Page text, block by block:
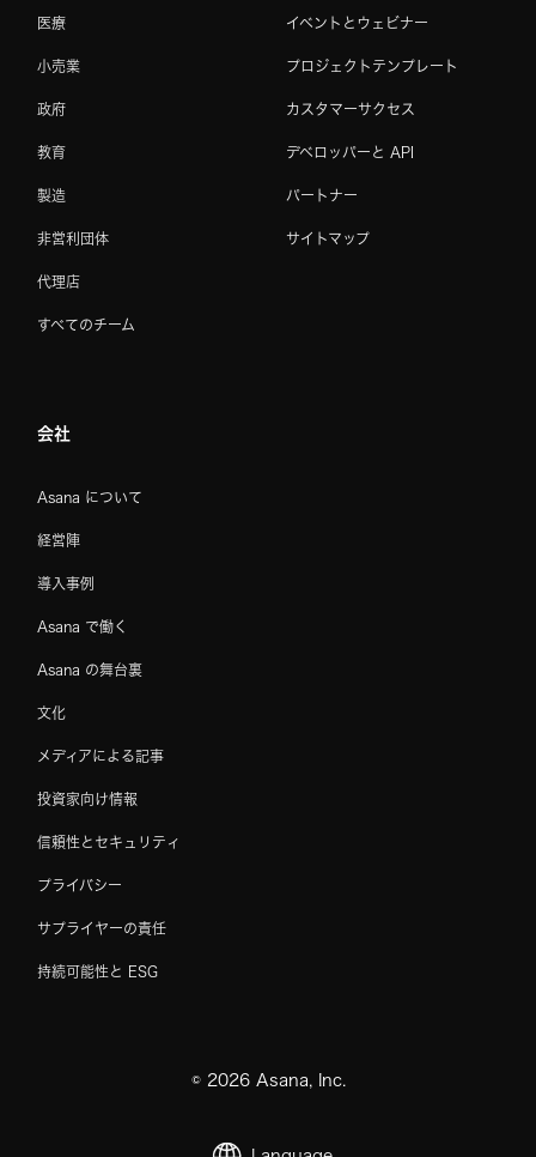
医療
小売業
政府
教育
製造
非営利団体
代理店
すべてのチーム
イベントとウェビナー
プロジェクトテンプレート
カスタマーサクセス
デベロッパーと API
パートナー
サイトマップ
会社
Asana について
経営陣
導入事例
Asana で働く
Asana の舞台裏
文化
メディアによる記事
投資家向け情報
信頼性とセキュリティ
プライバシー
サプライヤーの責任
持続可能性と ESG
© 2026Asana, Inc.